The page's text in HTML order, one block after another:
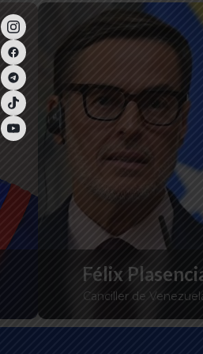
Félix
Canciller de